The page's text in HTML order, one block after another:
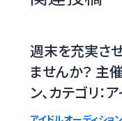
週末を充実さ
ませんか？ 主
ン、カテゴリ：